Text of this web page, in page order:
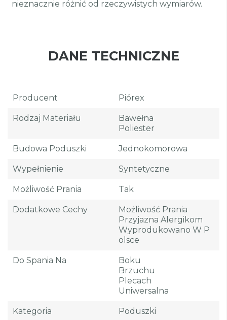
nieznacznie różnić od rzeczywistych wymiarów.
DANE TECHNICZNE
Producent Piórex
Rodzaj Materiału
Bawełna
Poliester
Budowa Poduszki Jednokomorowa
Wypełnienie Syntetyczne
Możliwość Prania Tak
Dodatkowe Cechy
Możliwość Prania
Przyjazna Alergikom
Wyprodukowano W P
Olsce
Do Spania Na
Boku
Brzuchu
Plecach
Uniwersalna
Kategoria Poduszki